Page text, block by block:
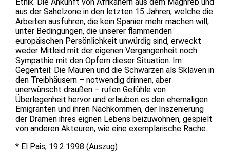
aus der Sahelzone in den letzten 15 Jahren, welche die
Arbeiten ausführen, die kein Spanier mehr machen will,
unter Bedingungen, die unserer flammenden
europäischen Persönlichkeit unwürdig sind, erweckt
weder Mitleid mit der eigenen Vergangenheit noch
Sympathie mit den Opfern dieser Situation. Im
Gegenteil: Die Mauren und die Schwarzen als Sklaven in
den Treibhäusern – notwendig drinnen, aber
unerwünscht draußen – rufen Gefühle von
Überlegenheit hervor und erlauben es den ehemaligen
Emigranten und ihren Nachkommen, der Inszenierung
der Dramen ihres eignen Lebens beizuwohnen, gespielt
von anderen Akteuren, wie eine exemplarische Rache.
* El Pais, 19.2.1998 (Auszug)